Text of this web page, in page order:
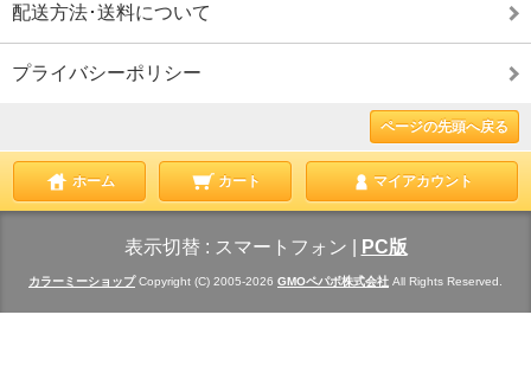
配送方法･送料について
プライバシーポリシー
ページの先頭へ戻る
ホーム カート マイアカウント
表示切替 : スマートフォン PC版
カラーミーショップCopyright (C) 2005-2026 GMOペパボ株式会社 All Rights Reserved.